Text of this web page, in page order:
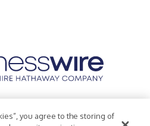
Accessibility Statement
you agree to the storing of